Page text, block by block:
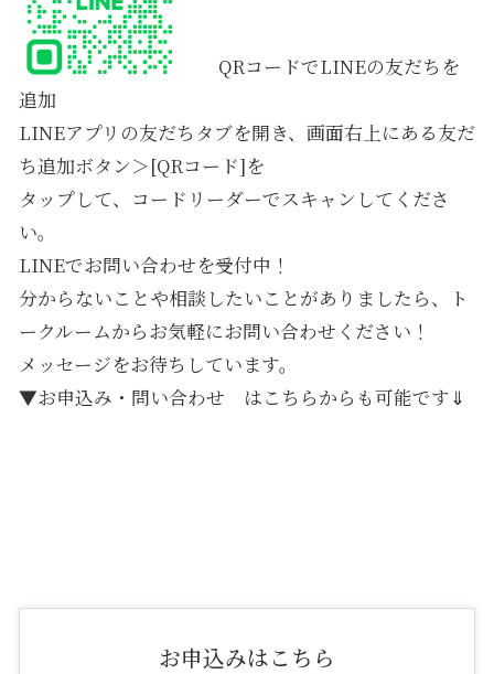
QRコードでLINEの友だちを
追加
LINEアプリの友だちタブを開き、画面右上にある友だ
ち追加ボタン＞[QRコード]を
タップして、コードリーダーでスキャンしてくださ
い。
LINEでお問い合わせを受付中！
分からないことや相談したいことがありましたら、ト
ークルームからお気軽にお問い合わせください！
メッセージをお待ちしています。
▼お申込み・問い合わせ はこちらからも可能です⇓
お申込みはこちら